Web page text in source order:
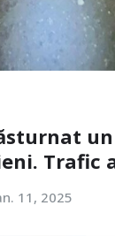
Trafic
11, 2025